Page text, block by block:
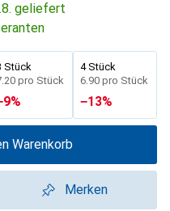
geliefert
Stück
pro Stück
9%
4 Stück
CHF
6.90 pro Stück
−13%
Warenkorb
Merken